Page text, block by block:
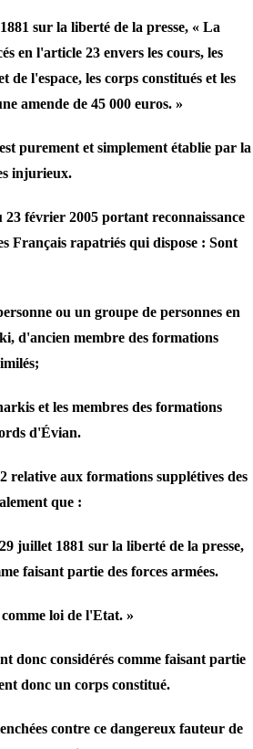
sur la liberté de la presse, « La
en l'article 23 envers les cours, les
l'espace, les corps constitués et les
amende de 45 000 euros. »
purement et simplement établie par la
injurieux.
23 février 2005 portant reconnaissance
Français rapatriés qui dispose : Sont
ou un groupe de personnes en
d'ancien membre des formations
et les membres des formations
d'Évian.
relative aux formations supplétives des
que :
juillet 1881 sur la liberté de la presse,
faisant partie des forces armées.
loi de l'Etat. »
donc considérés comme faisant partie
donc un corps constitué.
contre ce dangereux fauteur de